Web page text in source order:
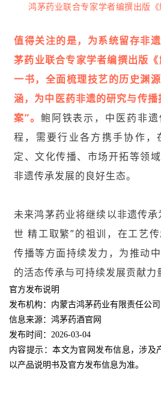
鸿茅药业联合专家学者编撰出版《
值得关注的是，为系统留存非
茅药业联合专家学者编撰出版《
一书，全面梳理技艺的历史渊
涵，为中医药非遗的研究与传
案”。 鲍阿铁表示，中医药非
程，需要行业各方携手协作，
定、文化传播、市场开拓等领
非遗传承发展的良好生态。
未来鸿茅药业将继续以非遗传
世 精工取繁”的祖训，在工艺
传播等方面持续发力，为推动
的活态传承与可持续发展贡献力
官方发布说明
发布机构：内蒙古鸿茅药业有限责任公司
信息来源：鸿茅药酒官网
发布时间：2026-03-04
内容提示：本文为官网发布信息，涉及
以产品说明书及官方发布信息为准。